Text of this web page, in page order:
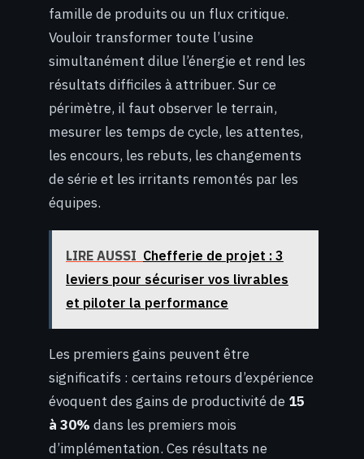
famille de produits ou un flux critique.
Vouloir transformer toute l’usine
simultanément dilue l’énergie et rend les
résultats difficiles à attribuer. Sur ce
périmètre, il faut observer le terrain,
mesurer les temps de cycle, les attentes,
les encours, les rebuts, les changements
de série et les irritants remontés par les
équipes.
LIRE AUSSI Chefferie de projet : 3
leviers pour sécuriser vos livrables
et piloter la performance
Les premiers gains peuvent être
significatifs : certains retours d’expérience
évoquent des gains de productivité de 15
à 30% dans les premiers mois
d’implémentation. Ces résultats ne